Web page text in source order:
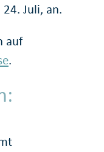
Juli, an.
auf
.